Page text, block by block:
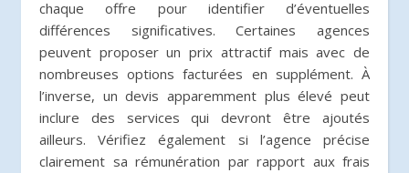
chaque offre pour identifier d’éventuelles
différences significatives. Certaines agences
peuvent proposer un prix attractif mais avec de
nombreuses options facturées en supplément. À
l’inverse, un devis apparemment plus élevé peut
inclure des services qui devront être ajoutés
ailleurs. Vérifiez également si l’agence précise
clairement sa rémunération par rapport aux frais